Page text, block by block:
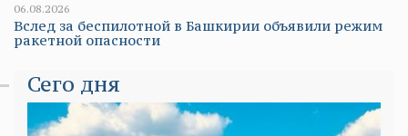
06.08.2026
Вслед за беспилотной в Башкирии объявили режим
ракетной опасности
Сего дня